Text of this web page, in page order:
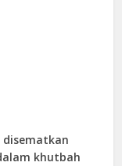
disematkan
khutbah